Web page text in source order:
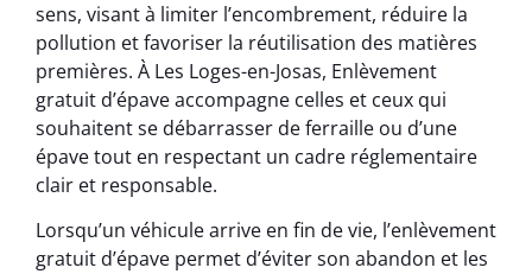
sens, visant à limiter l’encombrement, réduire la
pollution et favoriser la réutilisation des matières
premières. À Les Loges-en-Josas, Enlèvement
gratuit d’épave accompagne celles et ceux qui
souhaitent se débarrasser de ferraille ou d’une
épave tout en respectant un cadre réglementaire
clair et responsable.
Lorsqu’un véhicule arrive en fin de vie, l’enlèvement
gratuit d’épave permet d’éviter son abandon et les